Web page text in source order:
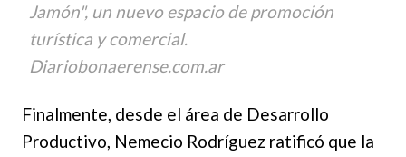
Jamón", un nuevo espacio de promoción
turística y comercial.
Diariobonaerense.com.ar
Finalmente, desde el área de Desarrollo
Productivo, Nemecio Rodríguez ratificó que la